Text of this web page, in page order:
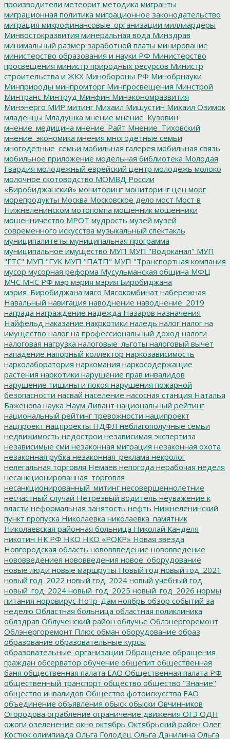
производители метеорит методика мигранты
миграционная политика миграционное законодательство
миграция микрофинансовые_организации миллиардеры
Минвостокразвития минеральная вода Минздрав
минимальный размер заработной платы минирование
министерство образования и науки РФ Министерство
просвещения министр природных ресурсов Министр
строительства и ЖКХ Минобороны РФ Минобрнауки
Минприроды минпромторг Минпросвещения Минстрой
Минтранс Минтруд Минфин Минэкономразвития
Минэнерго МИР митинг Михаил Мишустин Михаил Озимок
младенцы Младушка мнение мнение_Кузовин
мнение_медицина мнение_Райт Мнение_Тиховский
мнение_экономика мнения многодетные семьи
многодетные_семьи мобильная галерея мобильная связь
мобильное приложение модельная библиотека Молодая
Гвардия молодежный еврейский центр молодежь молоко
молочное скотоводство МОМВД России
«Биробиджанский» мониторинг мониторинг цен морг
морепродукты Москва Московское дело мост Мост в
Нижнеленинском мотопомпа мошенник мошенники
мошенничество МРОТ мудрость музей музей
современного искусства музыкальный спектакль
муниципалитеты муниципальная программа
муниципальное имущество МУП МУП "Водоканал" МУП
"ГТС" МУП "ГУК МУП "ПАТП" МУП "Транспортная компания
мусор мусорная реформа Мусульманская община МФЦ
МЧС МЧС РФ мэр мэрия мэрия Биробиджана
мэрия_Биробиджана мясо Мясокомбинат набережная
Навальный навигация наводнение наводнение_2019
награда награждение надежда Назаров назначения
Найфельд наказание накркотики наледь налог налог на
имущество налог на профессиональный доход налоги
налоговая нагрузка налоговые_льготы налоговый вычет
нападение напорный коллектор наркозависимость
нарколаборатория наркомания наркосодержащие
растения наркотики нарушение прав инвалидов
нарушение тишины и покоя нарушения пожарной
безопасности насвай население насосная станция Наталья
Баженова наука Наум Ливант национальный рейтинг
национальный рейтинг тревожности наципроект
нацпроект нацпроекты НДФЛ неблагополучные семьи
недвижимость недострои независимая экспертиза
независимые сми незаконная миграция незаконная охота
незаконная рубка незаконная_реклама некролог
нелегальная торговля Немаев непогода нерабочая неделя
несанкционированная_торговля
несанкционированный_митинг несовершеннолетние
несчастный случай Нетрезвый водитель неуважение к
власти неформальная занятость нефть Нижнеленинский
пункт пропуска Николаевка николаевка_памятник
Николаевская районная больница Николай Канделя
никотин НК РФ НКО НКО «РОКР» Новая звезда
Новгородская область нововвведение нововведение
нововведениея нововведения новое_оборудование
новые люди новые маршруты Новый год новый год_2021
новый год_2022 новый год_2024 новый учебный год
новый_год_2024 новый_год_2025 новый_год_2026 нормы
питания норовирус Нотр-Дам ноябрь обзор событий за
неделю Областная больница областная поликлиника
облздрав Облученский район облучье Облэнергоремонт
Облэнергоремонт Плюс обман оборудование образ
образование образовательные курсы
образовательные_организации Обращение обращения
граждан обсерватор обучение общепит общественная
баня общественная палата ЕАО Общественная палата РФ
общественный транспорт общество общество "Знание"
общество инвалидов Общество фотоискусства ЕАО
объединение объявления обыск обыски Овчинников
Огородова ограбление ограничение движения ОГЭ ОДН
ожоги озеленение окно октябрь Октябрьский район Олег
Костюк олимпиада Ольга Голодец Ольга Данилина Ольга